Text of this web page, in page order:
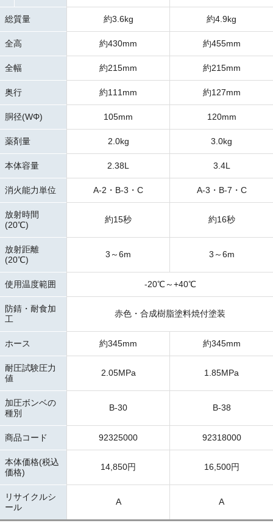
総質量 約3.6kg 約4.9kg
全高 約430mm 約455mm
全幅 約215mm 約215mm
奥行 約111mm 約127mm
胴径(WΦ) 105mm 120mm
薬剤量 2.0kg 3.0kg
本体容量 2.38L 3.4L
消火能力単位 A-2・B-3・C A-3・B-7・C
放射時間
(20℃)
約15秒 約16秒
放射距離
(20℃)
3～6m 3～6m
使用温度範囲 -20℃～+40℃
防錆・耐食加
工
赤色・合成樹脂塗料焼付塗装
ホース 約345mm 約345mm
耐圧試験圧力
値
2.05MPa 1.85MPa
加圧ボンベの
種別
B-30 B-38
商品コード 92325000 92318000
本体価格(税込
価格)
14,850円 16,500円
リサイクルシ
ール
A A